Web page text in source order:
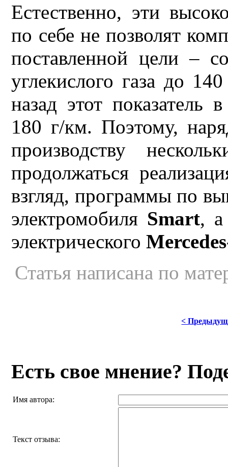
Естественно, эти
по себе не позволят
поставленной цели –
углекислого газа до
назад этот
180 г/км. Поэтому,
производству
продолжаться
взгляд, программы по
электромобиля Smart, а
электрического
Статья написана по
<
Есть свое мнение?
Имя автора:
Текст отзыва: